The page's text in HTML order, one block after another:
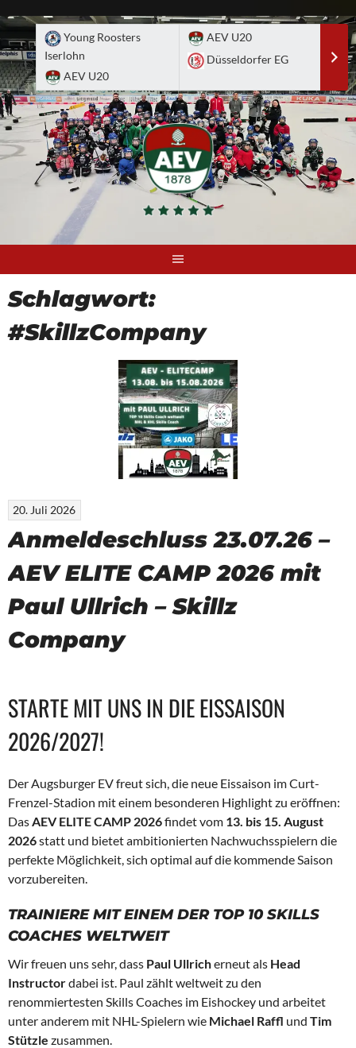
to
content
Young Roosters
Iserlohn
AEV U20
AEV U20
Düsseldorfer EG
Schlagwort:
#SkillzCompany
20. Juli 2026
Anmeldeschluss 23.07.26 –
AEV ELITE CAMP 2026 mit
Paul Ullrich – Skillz
Company
STARTE MIT UNS IN DIE EISSAISON
2026/2027!
Der Augsburger EV freut sich, die neue Eissaison im Curt-
Frenzel-Stadion mit einem besonderen Highlight zu eröffnen:
DasAEV ELITE CAMP 2026findet vom 13. bis 15. August
2026statt und bietet ambitionierten Nachwuchsspielern die
perfekte Möglichkeit, sich optimal auf die kommende Saison
vorzubereiten.
TRAINIERE MIT EINEM DER TOP 10 SKILLS
COACHES WELTWEIT
Wir freuen uns sehr, dass Paul Ullricherneut als Head
Instructordabei ist. Paul zählt weltweit zu den
renommiertesten Skills Coaches im Eishockey und arbeitet
unter anderem mit NHL-Spielern wie Michael Raffl und Tim
Stützle zusammen.